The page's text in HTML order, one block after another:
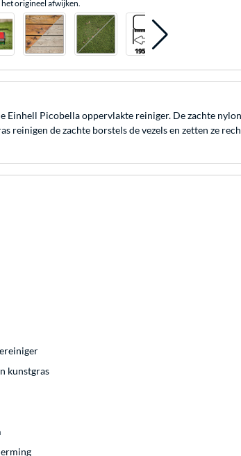
origineel afwijken.
Einhell Picobella oppervlakte reiniger. De zachte
reinigen de zachte borstels de vezels en zetten ze
kunstgras